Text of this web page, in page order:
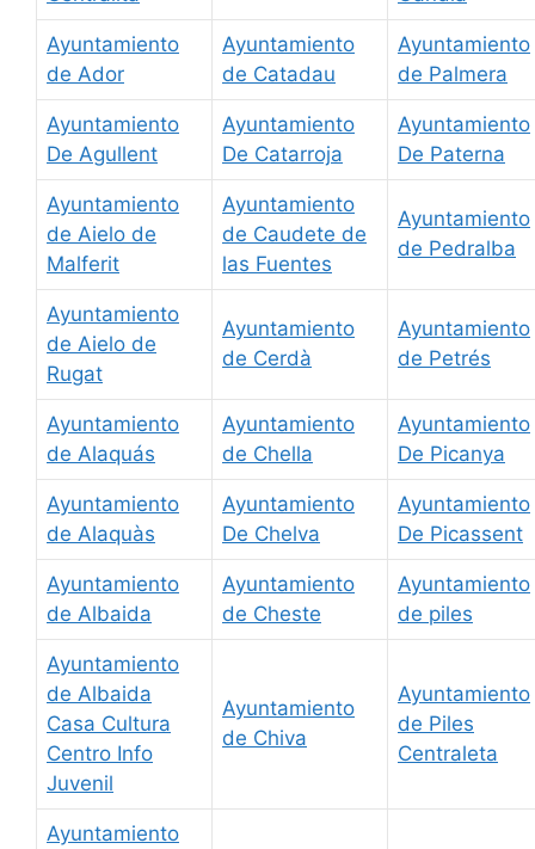
Ayuntamiento
de Ador
Ayuntamiento
de Catadau
Ayuntamiento
de Palmera
Ayuntamiento
De Agullent
Ayuntamiento
De Catarroja
Ayuntamiento
De Paterna
Ayuntamiento
de Aielo de
Malferit
Ayuntamiento
de Caudete de
las Fuentes
Ayuntamiento
de Pedralba
Ayuntamiento
de Aielo de
Rugat
Ayuntamiento
de Cerdà
Ayuntamiento
de Petrés
Ayuntamiento
de Alaquás
Ayuntamiento
de Chella
Ayuntamiento
De Picanya
Ayuntamiento
de Alaquàs
Ayuntamiento
De Chelva
Ayuntamiento
De Picassent
Ayuntamiento
de Albaida
Ayuntamiento
de Cheste
Ayuntamiento
de piles
Ayuntamiento
de Albaida
Casa Cultura
Centro Info
Juvenil
Ayuntamiento
de Chiva
Ayuntamiento
de Piles
Centraleta
Ayuntamiento